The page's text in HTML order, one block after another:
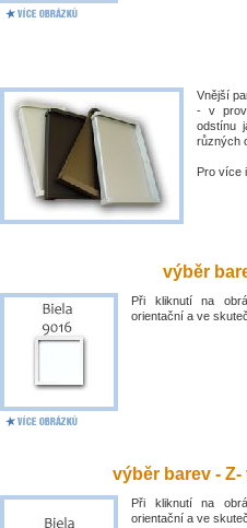
Vnější
- v
odstínu
různých
Pro více
výběr
Při kliknutí na
orientační a ve
výběr barev -
Při kliknutí na
orientační a ve